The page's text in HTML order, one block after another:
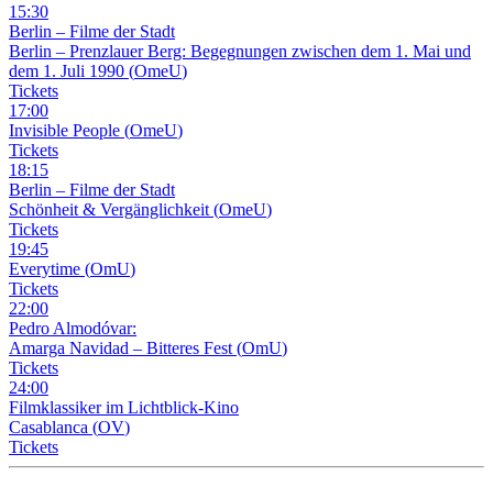
15:30
Berlin – Filme der Stadt
Berlin – Prenzlauer Berg: Begegnungen zwischen dem 1. Mai und
dem 1. Juli 1990 (OmeU)
Tickets
17:00
Invisible People (OmeU)
Tickets
18:15
Berlin – Filme der Stadt
Schönheit & Vergänglichkeit (OmeU)
Tickets
19:45
Everytime (OmU)
Tickets
22:00
Pedro Almodóvar:
Amarga Navidad – Bitteres Fest (OmU)
Tickets
24:00
Filmklassiker im Lichtblick-Kino
Casablanca (OV)
Tickets